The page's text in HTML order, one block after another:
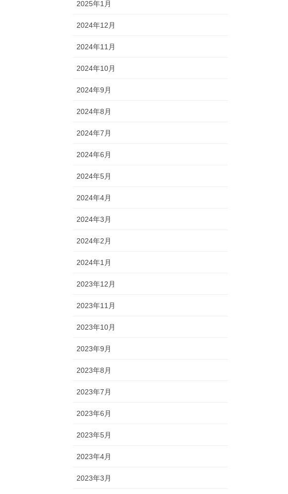
2025年1月
2024年12月
2024年11月
2024年10月
2024年9月
2024年8月
2024年7月
2024年6月
2024年5月
2024年4月
2024年3月
2024年2月
2024年1月
2023年12月
2023年11月
2023年10月
2023年9月
2023年8月
2023年7月
2023年6月
2023年5月
2023年4月
2023年3月